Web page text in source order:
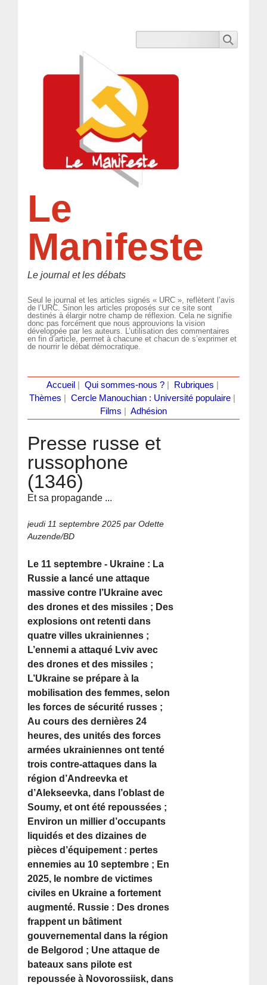
Le
Manifeste
Le journal et les débats
Seul le journal et les articles signés « URC », reflètent l’avis
de l’URC. Sinon les articles proposés sur ce site sont
destinés à élargir notre champ de réflexion. Cela ne signifie
donc pas forcément que nous approuvions la vision
développée par les auteurs. L’utilisation des commentaires
en fin d’article, permet à chacune et chacun de s’exprimer et
de nourrir le débat démocratique.
Accueil Qui sommes-nous ?| Rubriques
Thèmes
Cercle Manouchian : Université populaire
Films
Adhésion
Presse russe et
russophone
(1346)
Et sa propagande ...
jeudi 11 septembre 2025 par Odette
Auzende/BD
Le 11 septembre - Ukraine : La
Russie a lancé une attaque
massive contre l’Ukraine avec
des drones et des missiles ; Des
explosions ont retenti dans
quatre villes ukrainiennes ;
L’ennemi a attaqué Lviv avec
des drones et des missiles ;
L’Ukraine se prépare à la
mobilisation des femmes, selon
les forces de sécurité russes ;
Au cours des dernières 24
heures, des unités des forces
armées ukrainiennes ont tenté
trois contre-attaques dans la
région d’Andreevka et
d’Alekseevka, dans l’oblast de
Soumy, et ont été repoussées ;
Environ un millier d’occupants
liquidés et des dizaines de
pièces d’équipement : pertes
ennemies au 10 septembre ; En
2025, le nombre de victimes
civiles en Ukraine a fortement
augmenté. Russie : Des drones
frappent un bâtiment
gouvernemental dans la région
de Belgorod ; Une attaque de
bateaux sans pilote est
repoussée à Novorossiisk, dans